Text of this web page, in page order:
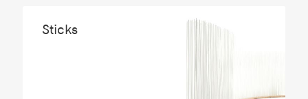
Sticks